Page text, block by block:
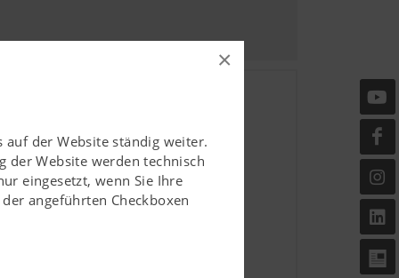
×
der Website ständig weiter.
der Website werden technisch
eingesetzt, wenn Sie Ihre
angeführten Checkboxen